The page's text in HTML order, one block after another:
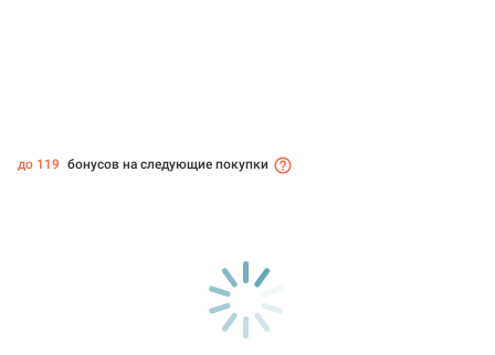
до 119 бонусов на следующие покупки